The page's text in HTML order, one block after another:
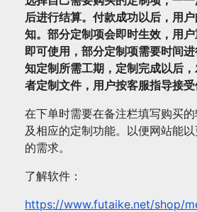
后进行结算。付款成功以后，用
知。部分定制项会即时生效，用
即可使用，部分定制项需要时间
知定制所需工期，定制完成以后
者定制文件，用户按客服指导接受
在下单时需要在备注栏填写购买
及相应的定制功能。以便网站能
的需求。
了解软件：
https://www.futaike.net/shop/